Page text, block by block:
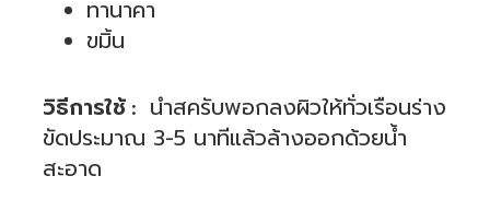
ทานาคา
ขมิ้น
วิธีการใช้ : นำสครับพอกลงผิวให้ทั่วเรือนร่าง
ขัดประมาณ 3-5 นาทีแล้วล้างออกด้วยน้ำ
สะอาด